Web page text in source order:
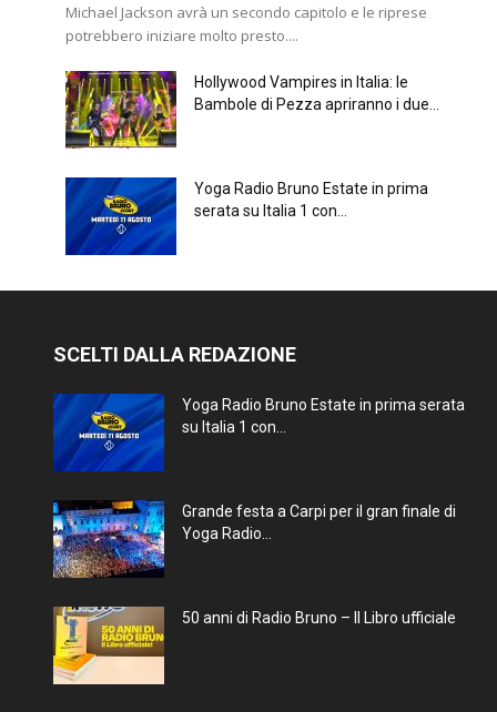
Michael Jackson avrà un secondo capitolo e le riprese
potrebbero iniziare molto presto....
Hollywood Vampires in Italia: le
Bambole di Pezza apriranno i due...
Yoga Radio Bruno Estate in prima
serata su Italia 1 con...
SCELTI DALLA REDAZIONE
Yoga Radio Bruno Estate in prima serata
su Italia 1 con...
Grande festa a Carpi per il gran finale di
Yoga Radio...
50 anni di Radio Bruno – Il Libro ufficiale